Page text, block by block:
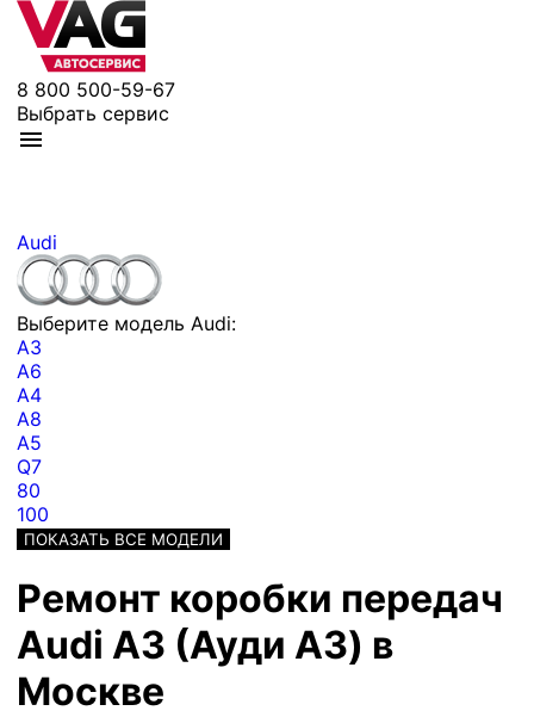
8 800 500-59-67
Выбрать сервис
Audi
Выберите модель Audi:
A3
A6
A4
A8
A5
Q7
80
100
ПОКАЗАТЬ ВСЕ МОДЕЛИ
Ремонт коробки передач
Audi A3 (Ауди А3) в
Москве